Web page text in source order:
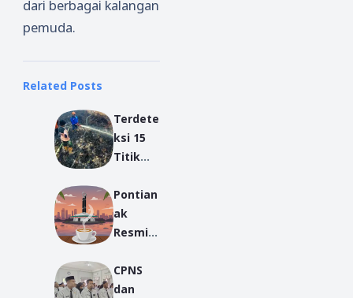
dari berbagai kalangan
pemuda.
Related Posts
Terdete
ksi 15
Titik
Kalbar
Pontian
ak
Resmi
Kota
Seribu
CPNS
dan